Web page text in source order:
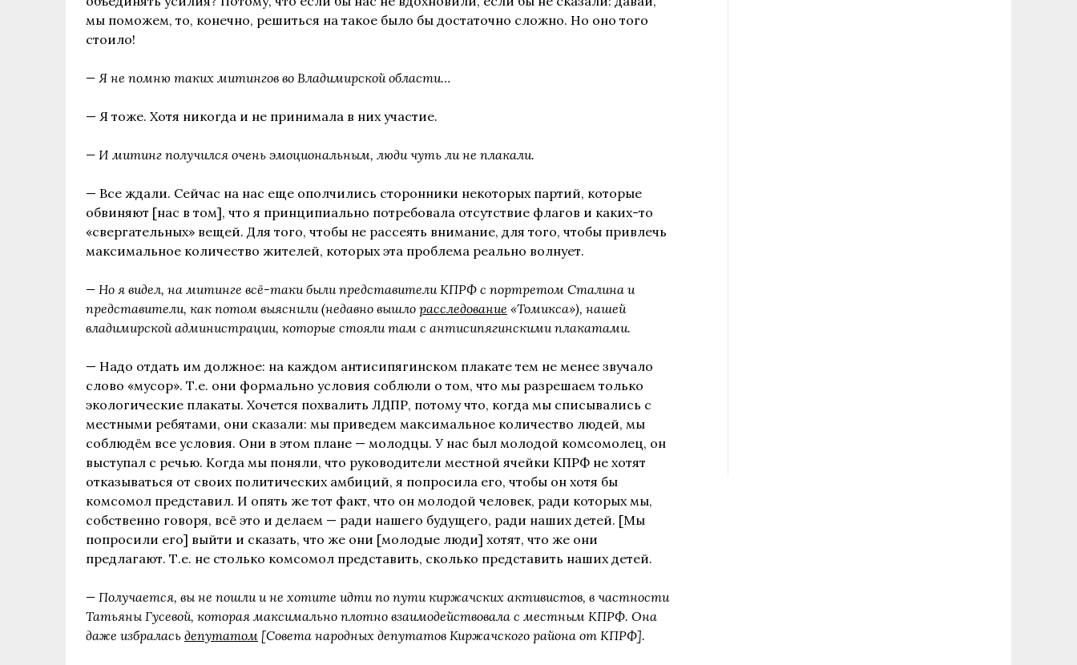
мы поможем, то, конечно, решиться на такое было бы достаточно сложно. Но оно того
стоило!
— Я не помню таких митингов во Владимирской области…
— Я тоже. Хотя никогда и не принимала в них участие.
— И митинг получился очень эмоциональным, люди чуть ли не плакали.
— Все ждали. Сейчас на нас еще ополчились сторонники некоторых партий, которые
обвиняют [нас в том], что я принципиально потребовала отсутствие флагов и каких-то
«свергательных» вещей. Для того, чтобы не рассеять внимание, для того, чтобы привлечь
максимальное количество жителей, которых эта проблема реально волнует.
— Но я видел, на митинге всё-таки были представители КПРФ с портретом Сталина и
представители, как потом выяснили (недавно вышло расследование «Томикса»), нашей
владимирской администрации, которые стояли там с антисипягинскими плакатами.
— Надо отдать им должное: на каждом антисипягинском плакате тем не менее звучало
слово «мусор». Т.е. они формально условия соблюли о том, что мы разрешаем только
экологические плакаты. Хочется похвалить ЛДПР, потому что, когда мы списывались с
местными ребятами, они сказали: мы приведем максимальное количество людей, мы
соблюдём все условия. Они в этом плане — молодцы. У нас был молодой комсомолец, он
выступал с речью. Когда мы поняли, что руководители местной ячейки КПРФ не хотят
отказываться от своих политических амбиций, я попросила его, чтобы он хотя бы
комсомол представил. И опять же тот факт, что он молодой человек, ради которых мы,
собственно говоря, всё это и делаем — ради нашего будущего, ради наших детей. [Мы
попросили его] выйти и сказать, что же они [молодые люди] хотят, что же они
предлагают. Т.е. не столько комсомол представить, сколько представить наших детей.
— Получается, вы не пошли и не хотите идти по пути киржачских активистов, в частности
Татьяны Гусевой, которая максимально плотно взаимодействовала с местным КПРФ. Она
даже избралась депутатом [Совета народных депутатов Киржачского района от КПРФ].